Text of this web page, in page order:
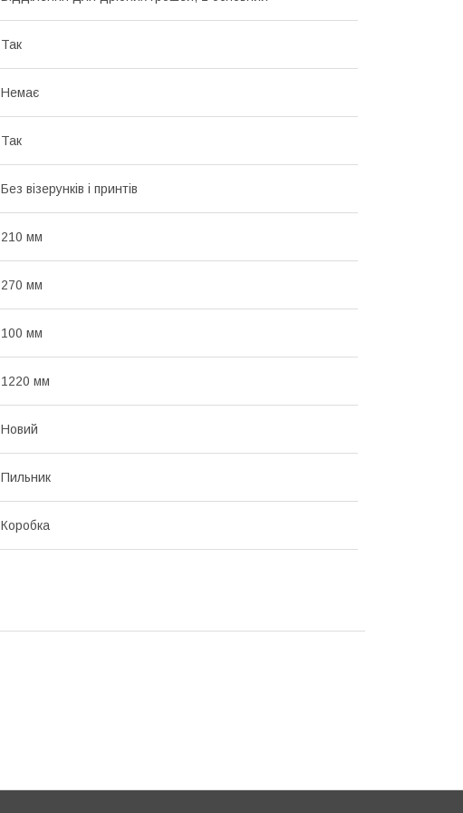
Так
Немає
Так
Без візерунків і принтів
210 мм
270 мм
100 мм
1220 мм
Новий
Пильник
Коробка